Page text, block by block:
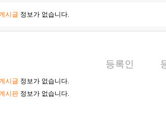
시글 정보가 없습니다.
등록인
시글 정보가 없습니다.
시판정보가 없습니다.